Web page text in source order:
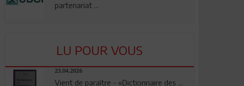
partenariat ...
LU POUR VOUS
23.04.2026
Vient de paraître - «Dictionnaire des ...